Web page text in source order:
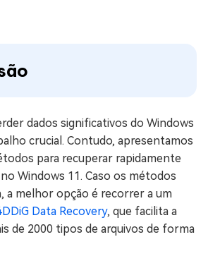
dados significativos do Windows
crucial. Contudo, apresentamos
para recuperar rapidamente
Windows 11. Caso os métodos
a melhor opção é recorrer a um
Data Recovery, que facilita a
de 2000 tipos de arquivos de forma